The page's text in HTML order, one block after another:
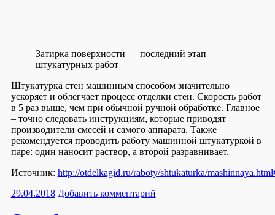
Затирка поверхности — последний этап
штукатурных работ
Штукатурка стен машинным способом значительно
ускоряет и облегчает процесс отделки стен. Скорость работ
в 5 раз выше, чем при обычной ручной обработке. Главное
– точно следовать инструкциям, которые приводят
производители смесей и самого аппарата. Также
рекомендуется проводить работу машинной штукатуркой в
паре: один наносит раствор, а второй разравнивает.
Источник: http://otdelkagid.ru/raboty/shtukaturka/
29.04.2018 Добавить комментарий